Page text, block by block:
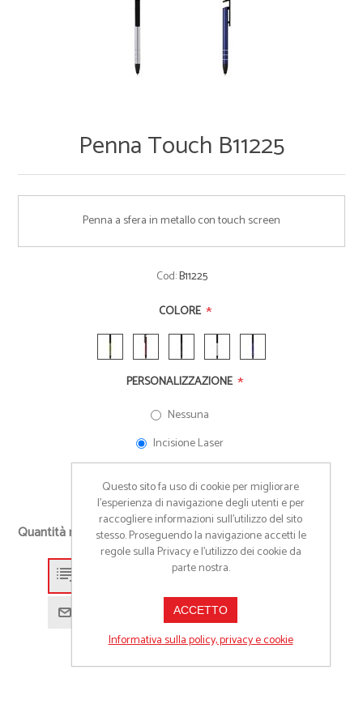
Penna Touch B11225
Penna a sfera in metallo con touch screen
Cod:B11225
COLORE *
PERSONALIZZAZIONE *
Nessuna
Incisione Laser
Quantità richiesta
+
-
Aggiungi alla lista preventivo
Richiedi informazioni prodotto
Questo sito fa uso di cookie per migliorare
l’esperienza di navigazione degli utenti e per
raccogliere informazioni sull’utilizzo del sito
stesso. Proseguendo la navigazione accetti le
regole sulla Privacy e l'utilizzo dei cookie da
parte nostra.
ACCETTO
Informativa sulla policy, privacy e cookie